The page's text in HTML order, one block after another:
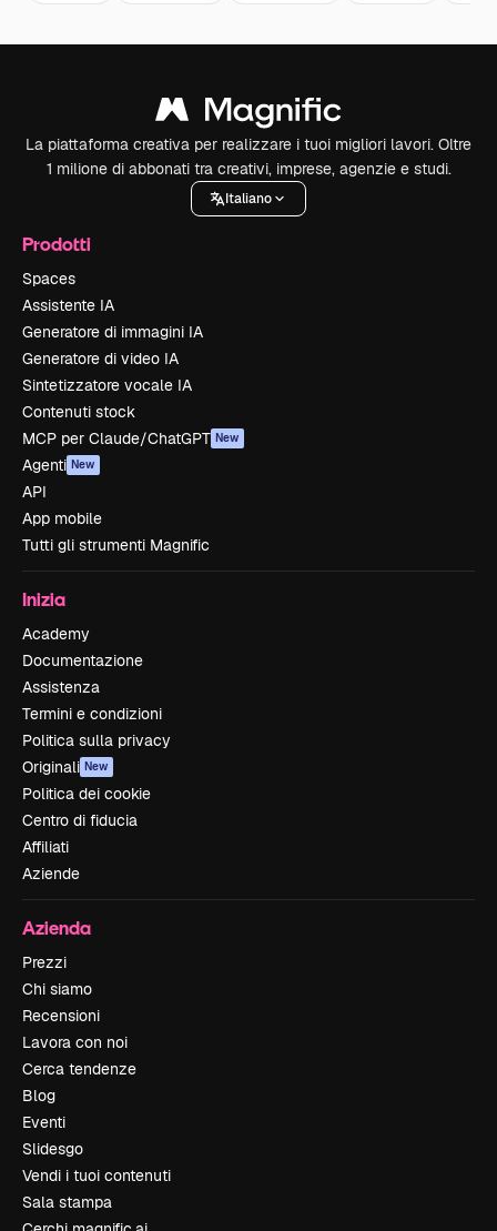
La piattaforma creativa per realizzare i tuoi migliori lavori. Oltre
1 milione di abbonati tra creativi, imprese, agenzie e studi.
Italiano
Prodotti
Spaces
Assistente IA
Generatore di immagini IA
Generatore di video IA
Sintetizzatore vocale IA
Contenuti stock
MCP per Claude/ChatGPT New
Agenti New
API
App mobile
Tutti gli strumenti Magnific
Inizia
Academy
Documentazione
Assistenza
Termini e condizioni
Politica sulla privacy
Originali New
Politica dei cookie
Centro di fiducia
Affiliati
Aziende
Azienda
Prezzi
Chi siamo
Recensioni
Lavora con noi
Cerca tendenze
Blog
Eventi
Slidesgo
Vendi i tuoi contenuti
Sala stampa